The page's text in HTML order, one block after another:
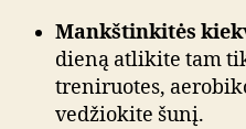
Mankštinkitės
dieną atlikite tam
treniruotes,
vedžiokite šunį.